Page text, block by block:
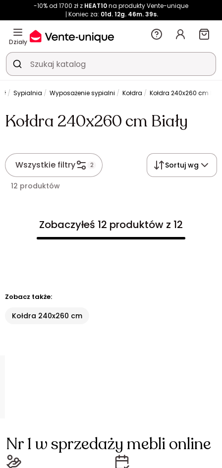
-10% od 1700 zł z HEAT10na produkty Vente-unique
Koniec za: 01d.12g. 46m.39s.
Działy
Sypialnia Wyposażenie sypialni Kołdra Kołdra 240x260 cm
Kołdra 240x260 cm Biały
Wszystkie filtry 2 Sortuj wg
12 produktów
Zobaczyłeś 12 produktów z 12
Zobacz także:
Kołdra 240x260 cm
Nr 1 w sprzedaży mebli online